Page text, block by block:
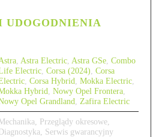
UDOGODNIENIA
Astra Electric Astra GSe Combo
Electric Corsa (2024) Corsa
Corsa Hybrid Mokka Electric
Hybrid Nowy Opel Frontera
Opel Grandland
Zafira Electric
Przeglądy okresowe,
Serwis gwarancyjny